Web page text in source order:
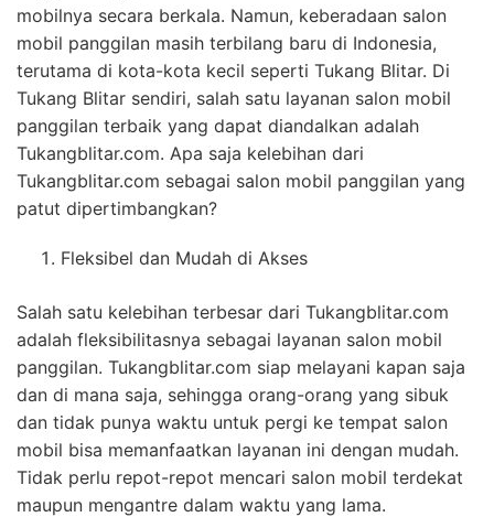
mobilnya secara berkala. Namun, keberadaan salon
mobil panggilan masih terbilang baru di Indonesia,
terutama di kota-kota kecil seperti Tukang Blitar. Di
Tukang Blitar sendiri, salah satu layanan salon mobil
panggilan terbaik yang dapat diandalkan adalah
Tukangblitar.com. Apa saja kelebihan dari
Tukangblitar.com sebagai salon mobil panggilan yang
patut dipertimbangkan?
Fleksibel dan Mudah di Akses
Salah satu kelebihan terbesar dari Tukangblitar.com
adalah fleksibilitasnya sebagai layanan salon mobil
panggilan. Tukangblitar.com siap melayani kapan saja
dan di mana saja, sehingga orang-orang yang sibuk
dan tidak punya waktu untuk pergi ke tempat salon
mobil bisa memanfaatkan layanan ini dengan mudah.
Tidak perlu repot-repot mencari salon mobil terdekat
maupun mengantre dalam waktu yang lama.